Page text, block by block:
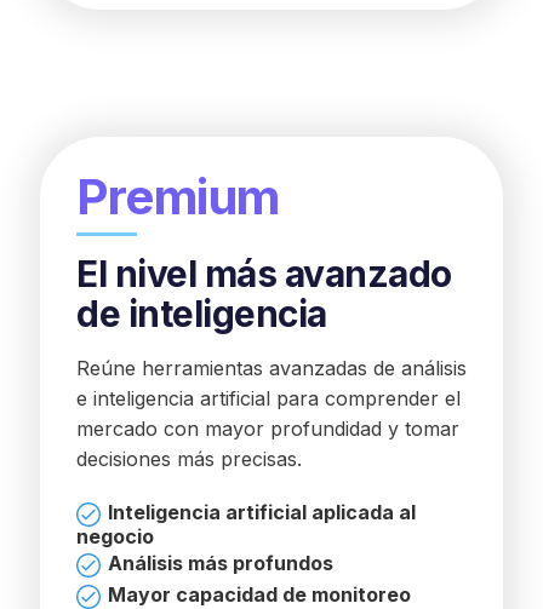
Premium
El nivel más avanzado
de inteligencia
Reúne herramientas avanzadas de análisis
e inteligencia artificial para comprender el
mercado con mayor profundidad y tomar
decisiones más precisas.
Inteligencia artificial aplicada al
negocio
Análisis más profundos
Mayor capacidad de monitoreo